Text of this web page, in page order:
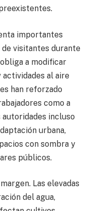
importantes
visitantes durante
a modificar
al aire
han reforzado
como a
autoridades incluso
urbana,
con sombra y
públicos.
Las elevadas
del agua,